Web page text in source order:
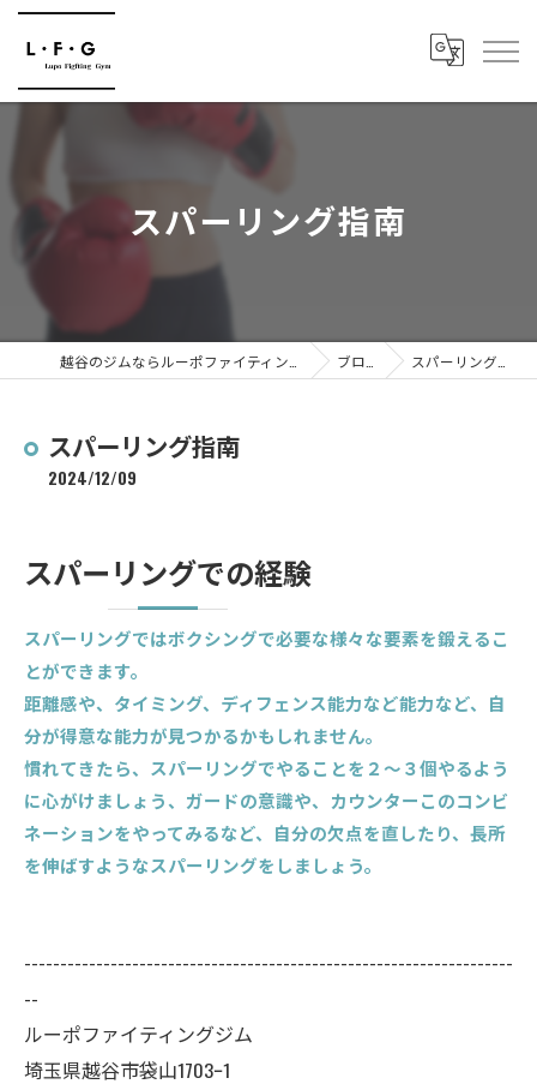
スパーリング指南
ブログ スパーリング指南
スパーリング指南
2024/12/09
スパーリングでの経験
スパーリングではボクシングで必要な様々な要素を鍛えるこ
とができます。
距離感や、タイミング、ディフェンス能力など能力など、自
分が得意な能力が見つかるかもしれません。
慣れてきたら、スパーリングでやることを２～３個やるよう
に心がけましょう、ガードの意識や、カウンターこのコンビ
ネーションをやってみるなど、自分の欠点を直したり、長所
を伸ばすようなスパーリングをしましょう。
--------------------------------------------------------------------
--
ルーポファイティングジム
埼玉県越谷市袋山1703ｰ1